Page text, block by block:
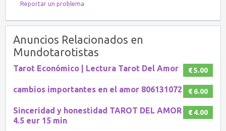
Reportar un problema
Anuncios Relacionados en
Mundotarotistas
€ 5.00
Tarot Económico | Lectura Tarot Del Amor
€ 6.00
cambios importantes en el amor 806131072
€ 4.00
Sinceridad y honestidad TAROT DEL AMOR
4.5 eur 15 min